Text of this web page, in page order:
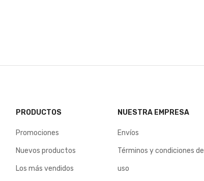
PRODUCTOS
Promociones
Nuevos productos
Los más vendidos
NUESTRA EMPRESA
Envíos
Términos y condiciones de
uso